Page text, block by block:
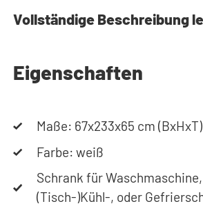
griffbereit. Zudem werden alle
versteckt. Somit sorgt der
Waschmaschinenschrank für
Durch die spezielle Konstruktion
werden Vibrationen von
Trockner absorbiert. Des
Vollständige Beschreibung
Eigenschaften
Maße: 67x233x65 cm (BxHxT)
Farbe: weiß
Schrank für
(Tisch-)Kühl-, oder